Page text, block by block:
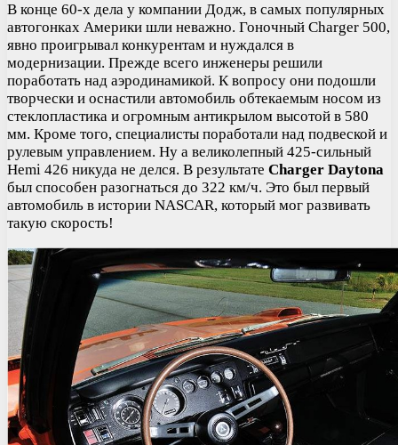
В конце 60-х дела у компании Додж, в самых популярных
автогонках Америки шли неважно. Гоночный Charger 500,
явно проигрывал конкурентам и нуждался в
модернизации. Прежде всего инженеры решили
поработать над аэродинамикой. К вопросу они подошли
творчески и оснастили автомобиль обтекаемым носом из
стеклопластика и огромным антикрылом высотой в 580
мм. Кроме того, специалисты поработали над подвеской и
рулевым управлением. Ну а великолепный 425-сильный
Hemi 426 никуда не делся. В результате Charger Daytona
был способен разогнаться до 322 км/ч. Это был первый
автомобиль в истории NASCAR, который мог развивать
такую скорость!